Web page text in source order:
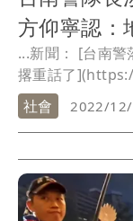
方仰寧認：
...新聞：
撂重話了
社會
2022/